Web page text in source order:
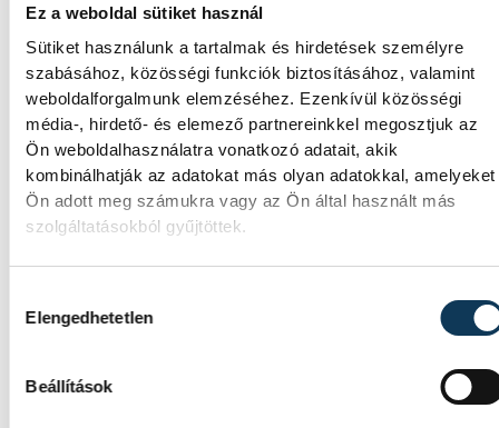
Ez a weboldal sütiket használ
Sütiket használunk a tartalmak és hirdetések személyre
szabásához, közösségi funkciók biztosításához, valamint
weboldalforgalmunk elemzéséhez. Ezenkívül közösségi
média-, hirdető- és elemező partnereinkkel megosztjuk az
Ön weboldalhasználatra vonatkozó adatait, akik
kombinálhatják az adatokat más olyan adatokkal, amelyeket
Ön adott meg számukra vagy az Ön által használt más
szolgáltatásokból gyűjtöttek.
Elengedhetetlen
Beállítások
Magyar Péter:
Magyarország
energiaellátása stabil
Jelenleg stabil Magyarország
energiaellátása, a paksi erőmű
munkatársai azon dolgoznak, hogy az
utolsó még termelő turbina hibamentesen
működjön - közölte a miniszterelnök a
paksi erőműnél tett keddi látogatása
Játék közben fedezik fel a